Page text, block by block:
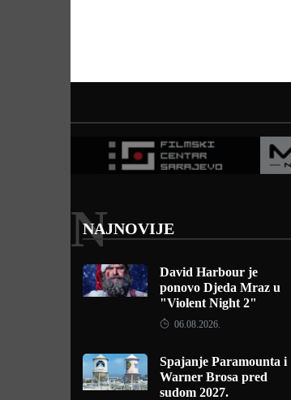
NAJNOVIJE
N
David Harbour je
ponovo Djeda Mraz u
"Violent Night 2"
06.08.2026.
Spajanje Paramounta i
Warner Brosa pred
sudom 2027.